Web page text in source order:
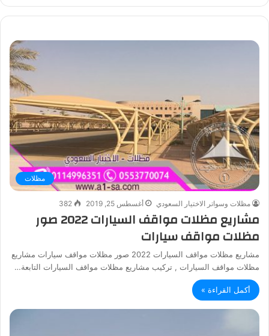
مظلات
مظلات وسواتر الاختيار السعودي أغسطس 25, 2019 382
مشاريع مظلات مواقف السيارات 2022 صور
مظلات مواقف سيارات
مشاريع مظلات مواقف السيارات 2022 صور مظلات مواقف سيارات مشاريع
مظلات مواقف السيارات , تركيب مشاريع مظلات مواقف السيارات التابعة…
أكمل القراءة »